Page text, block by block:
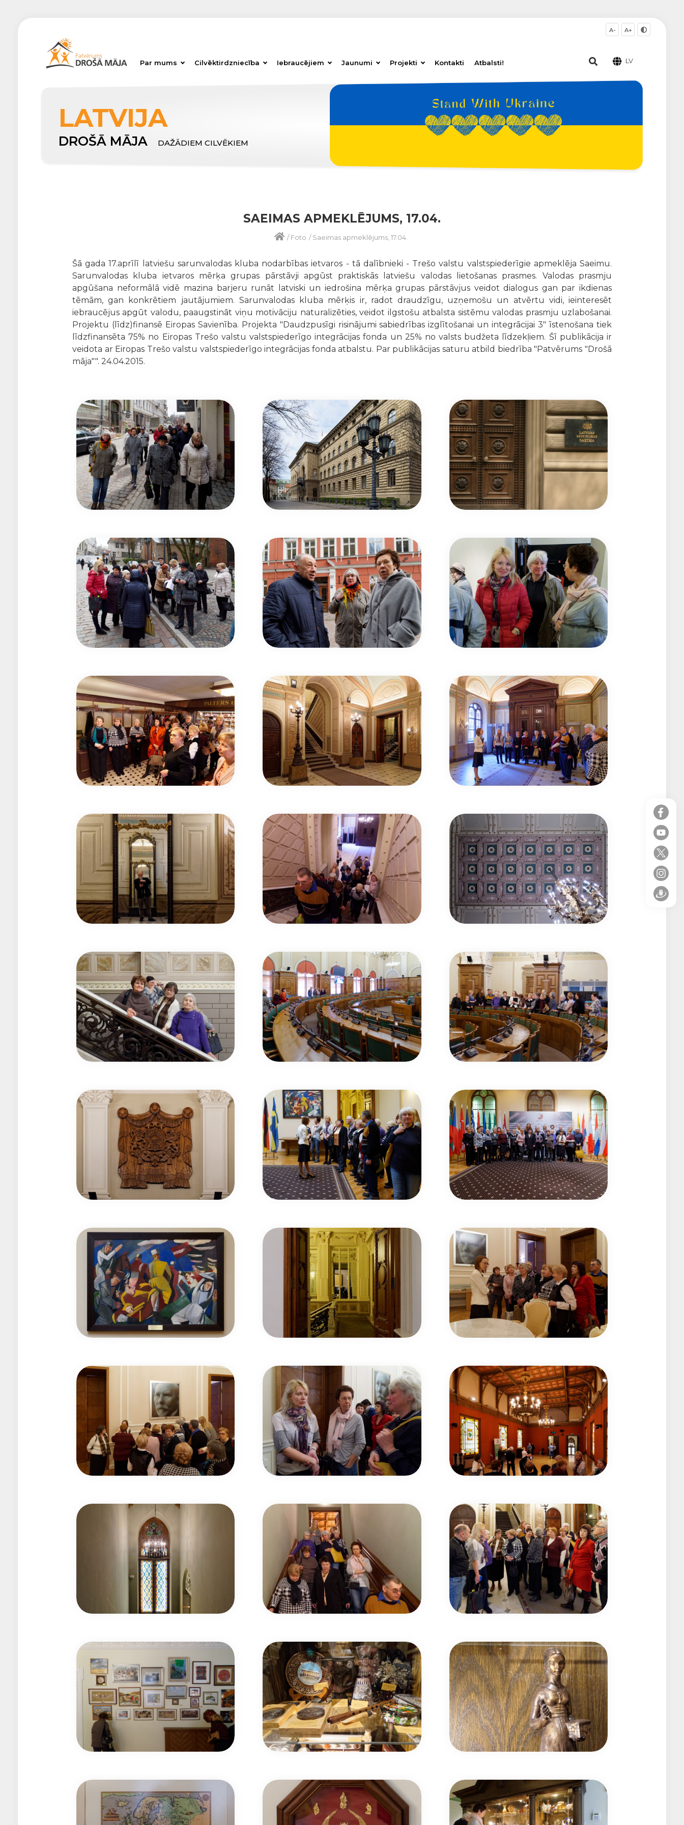
Par mums Cilvēktirdzniecība Iebraucējiem Jaunumi Projekti Kontakti Atbalsti!
A- A+
LV
LATVIJA
DROŠĀ MĀJA DAŽĀDIEM CILVĒKIEM
SAEIMAS APMEKLĒJUMS, 17.04.
/Foto /Saeimas apmeklējums, 17.04.
Šā gada 17.aprīlī latviešu sarunvalodas kluba nodarbības ietvaros - tā dalībnieki - Trešo valstu valstspiederīgie apmeklēja Saeimu.
Sarunvalodas kluba ietvaros mērķa grupas pārstāvji apgūst praktiskās latviešu valodas lietošanas prasmes. Valodas prasmju
apgūšana neformālā vidē mazina barjeru runāt latviski un iedrošina mērķa grupas pārstāvjus veidot dialogus gan par ikdienas
tēmām, gan konkrētiem jautājumiem. Sarunvalodas kluba mērķis ir, radot draudzīgu, uzņemošu un atvērtu vidi, ieinteresēt
iebraucējus apgūt valodu, paaugstināt viņu motivāciju naturalizēties, veidot ilgstošu atbalsta sistēmu valodas prasmju uzlabošanai.
Projektu (līdz)finansē Eiropas Savienība. Projekta "Daudzpusīgi risinājumi sabiedrības izglītošanai un integrācijai 3" īstenošana tiek
līdzfinansēta 75% no Eiropas Trešo valstu valstspiederīgo integrācijas fonda un 25% no valsts budžeta līdzekļiem. Šī publikācija ir
veidota ar Eiropas Trešo valstu valstspiederīgo integrācijas fonda atbalstu. Par publikācijas saturu atbild biedrība "Patvērums "Drošā
māja"". 24.04.2015.